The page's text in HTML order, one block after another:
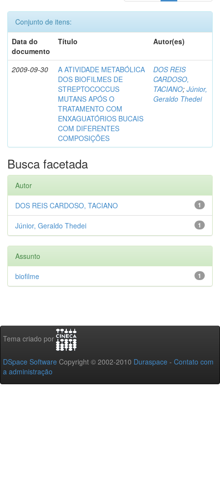
Conjunto de itens:
Data do
documento
Título Autor(es)
2009-09-30
A ATIVIDADE METABÓLICA
DOS BIOFILMES DE
STREPTOCOCCUS
MUTANS APÓS O
TRATAMENTO COM
ENXAGUATÓRIOS BUCAIS
COM DIFERENTES
COMPOSIÇÕES
DOS REIS
CARDOSO,
TACIANO; Júnior,
Geraldo Thedei
Busca facetada
Autor
1
DOS REIS CARDOSO, TACIANO
1
Júnior, Geraldo Thedei
Assunto
1
biofilme
Tema criado por
DSpace Software Copyright © 2002-2010 Duraspace - Contato com
a administração